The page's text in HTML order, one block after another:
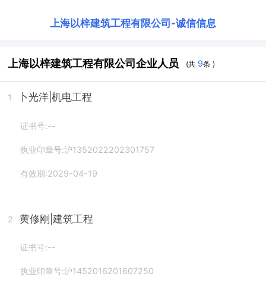
上海以梓建筑工程有限公司 -诚信信息
上海以梓建筑工程有限公司企业人员 (共 9条 )
1 卜光洋 |机电工程
证书号:--
执业印章号:沪1352022202301757
有效期:2029-04-19
2 黄修刚 |建筑工程
证书号:--
执业印章号:沪1452016201607250